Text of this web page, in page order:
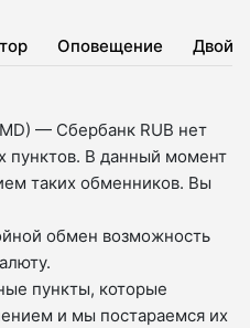
Оповещение
— Сбербанк RUB нет
пунктов. В данный момент
таких обменников. Вы
обмен возможность
пункты, которые
и мы постараемся их